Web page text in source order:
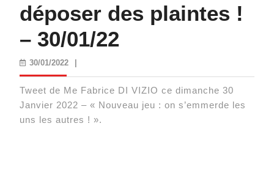
déposer des plaintes !
– 30/01/22
30/01/202230/01/2022
Tweet de Me Fabrice DI VIZIO ce dimanche 30
Janvier 2022 – « Nouveau jeu : on s’emmerde les
uns les autres ! ».